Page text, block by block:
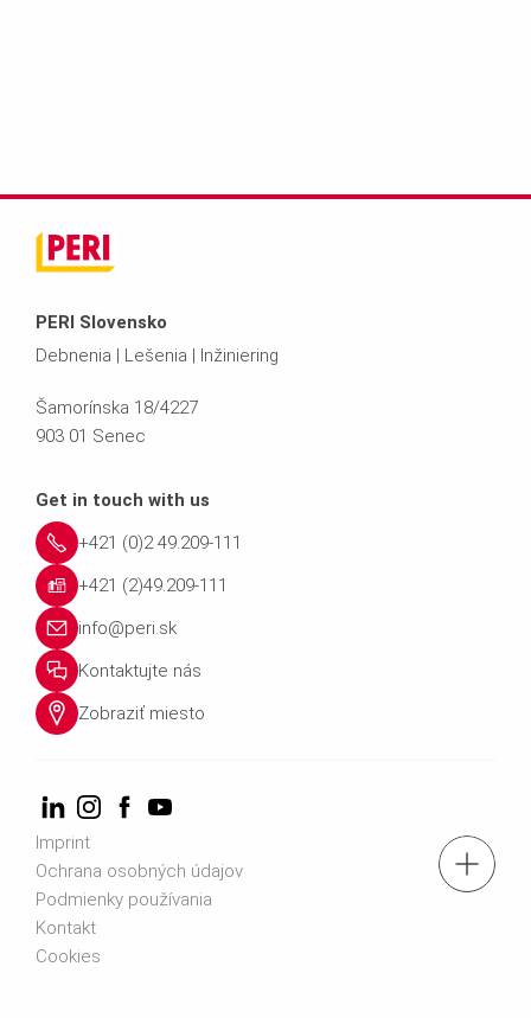
tel.: +421 (0)2 49.209-111
PERI Slovensko
Debnenia | Lešenia | Inžiniering
Šamorínska 18/4227
903 01 Senec
Get in touch with us
+421 (0)2 49.209-111
+421 (2)49.209-111
info@peri.sk
Kontaktujte nás
Zobraziť miesto
Imprint
Ochrana osobných údajov
Podmienky používania
Kontakt
Cookies